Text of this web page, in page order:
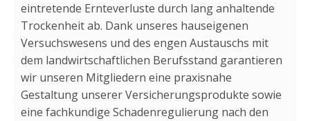
eintretende Ernteverluste durch lang anhaltende
Trockenheit ab. Dank unseres hauseigenen
Versuchswesens und des engen Austauschs mit
dem landwirtschaftlichen Berufsstand garantieren
wir unseren Mitgliedern eine praxisnahe
Gestaltung unserer Versicherungsprodukte sowie
eine fachkundige Schadenregulierung nach den